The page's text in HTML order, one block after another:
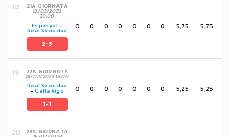
21A GIORNATA
13/02/2023
20:00
Espanyol-
Real Sociedad
2-3
0 0 0 0 0 0 0 5,75 5,75
22A GIORNATA
18/02/2023 13:00
Real Sociedad
-Celta Vigo
1-1
0 0 0 0 0 0 0 5,25 5,25
23A GIORNATA